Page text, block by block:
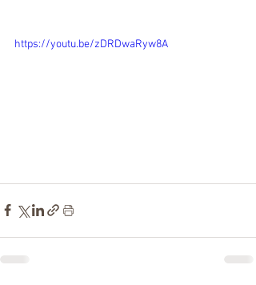
https://youtu.be/zDRDwaRyw8A